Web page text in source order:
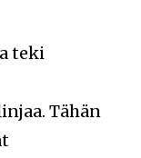
teki
Tähän